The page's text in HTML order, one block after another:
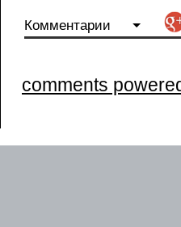
Комментарии
comments